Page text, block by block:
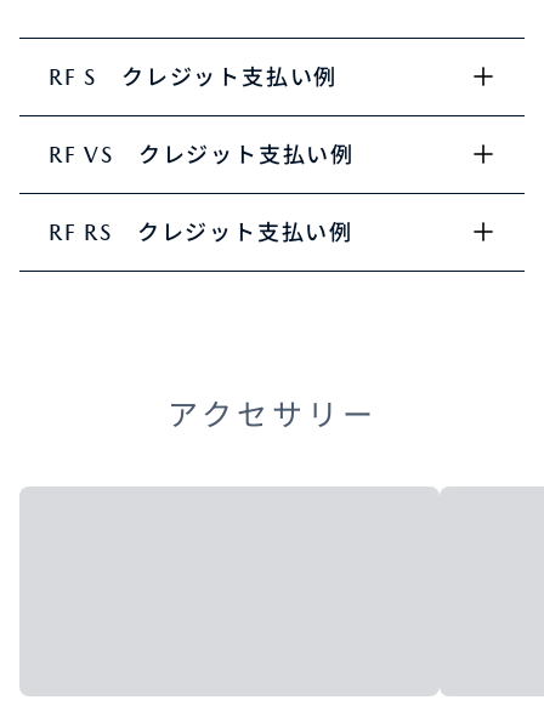
RF S クレジット支払い例
RF VS クレジット支払い例
RF RS クレジット支払い例
アクセサリー